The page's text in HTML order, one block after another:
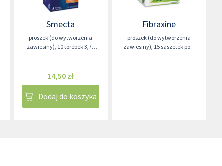
Smecta
proszek (do wytworzenia
zawiesiny) 10 torebek 3,76
14,50 zł
Dodaj do koszyka
Fibraxine
proszek (do wytworzenia
zawiesiny) 15 saszetek po 6